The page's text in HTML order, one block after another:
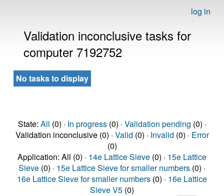
log in
Validation inconclusive tasks for
computer 7192752
No tasks to display
State: All (0) · In progress(0) · Validation pending (0) ·
Validation inconclusive (0) · Valid (0) · Invalid (0) · Error
(0)
Application: All (0) · 14e Lattice Sieve (0) · 15e Lattice
Sieve (0) · 15e Lattice Sieve for smaller numbers (0) ·
16e Lattice Sieve for smaller numbers (0) · 16e Lattice
Sieve V5 (0)